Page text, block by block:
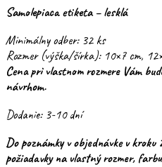
Samolepiaca etiketa – lesklá
Minimálny odber: 32 ks
Rozmer (výška/šírka): 10×7 cm,
Cena pri vlastnom rozmere Vám
návrhom.
Dodanie: 3-10 dní
Do poznámky v objednávke v
požiadavky na vlastný rozmer,